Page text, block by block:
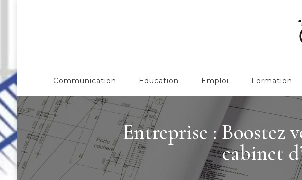
Communication Education Emploi Formation
Entreprise : Boostez
cabinet